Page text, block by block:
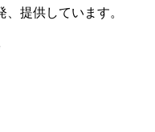
提供しています。